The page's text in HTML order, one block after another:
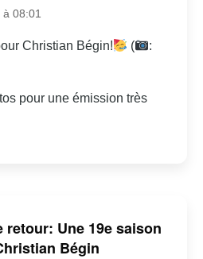
à 08:01
Christian Bégin! (
:
pour une émission très
retour: Une 19e saison
Bégin